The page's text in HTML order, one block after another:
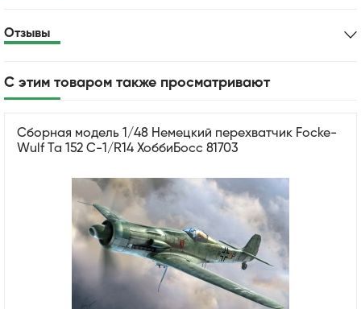
Отзывы
С этим товаром также просматривают
Сборная модель 1/48 Немецкий перехватчик Focke-
Wulf Та 152 С-1/R14 ХоббиБосс 81703